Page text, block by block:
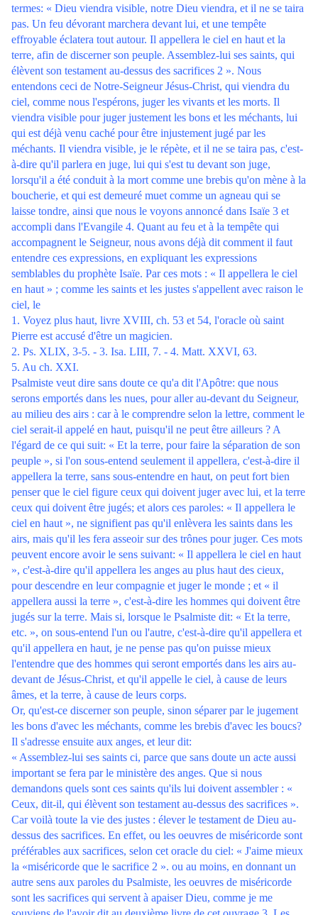
termes: « Dieu viendra visible, notre Dieu viendra, et il ne se taira
pas. Un feu dévorant marchera devant lui, et une tempête
effroyable éclatera tout autour. Il appellera le ciel en haut et la
terre, afin de discerner son peuple. Assemblez-lui ses saints, qui
élèvent son testament au-dessus des sacrifices 2 ». Nous
entendons ceci de Notre-Seigneur Jésus-Christ, qui viendra du
ciel, comme nous l'espérons, juger les vivants et les morts. Il
viendra visible pour juger justement les bons et les méchants, lui
qui est déjà venu caché pour être injustement jugé par les
méchants. Il viendra visible, je le répète, et il ne se taira pas, c'est-
à-dire qu'il parlera en juge, lui qui s'est tu devant son juge,
lorsqu'il a été conduit à la mort comme une brebis qu'on mène à la
boucherie, et qui est demeuré muet comme un agneau qui se
laisse tondre, ainsi que nous le voyons annoncé dans Isaïe 3 et
accompli dans l'Evangile 4. Quant au feu et à la tempête qui
accompagnent le Seigneur, nous avons déjà dit comment il faut
entendre ces expressions, en expliquant les expressions
semblables du prophète Isaïe. Par ces mots : « Il appellera le ciel
en haut » ; comme les saints et les justes s'appellent avec raison le
ciel, le
1. Voyez plus haut, livre XVIII, ch. 53 et 54, l'oracle où saint
Pierre est accusé d'être un magicien.
2. Ps. XLIX, 3-5. - 3. Isa. LIII, 7. - 4. Matt. XXVI, 63.
5. Au ch. XXI.
Psalmiste veut dire sans doute ce qu'a dit l'Apôtre: que nous
serons emportés dans les nues, pour aller au-devant du Seigneur,
au milieu des airs : car à le comprendre selon la lettre, comment le
ciel serait-il appelé en haut, puisqu'il ne peut être ailleurs ? A
l'égard de ce qui suit: « Et la terre, pour faire la séparation de son
peuple », si l'on sous-entend seulement il appellera, c'est-à-dire il
appellera la terre, sans sous-entendre en haut, on peut fort bien
penser que le ciel figure ceux qui doivent juger avec lui, et la terre
ceux qui doivent être jugés; et alors ces paroles: « Il appellera le
ciel en haut », ne signifient pas qu'il enlèvera les saints dans les
airs, mais qu'il les fera asseoir sur des trônes pour juger. Ces mots
peuvent encore avoir le sens suivant: « Il appellera le ciel en haut
», c'est-à-dire qu'il appellera les anges au plus haut des cieux,
pour descendre en leur compagnie et juger le monde ; et « il
appellera aussi la terre », c'est-à-dire les hommes qui doivent être
jugés sur la terre. Mais si, lorsque le Psalmiste dit: « Et la terre,
etc. », on sous-entend l'un ou l'autre, c'est-à-dire qu'il appellera et
qu'il appellera en haut, je ne pense pas qu'on puisse mieux
l'entendre que des hommes qui seront emportés dans les airs au-
devant de Jésus-Christ, et qu'il appelle le ciel, à cause de leurs
âmes, et la terre, à cause de leurs corps.
Or, qu'est-ce discerner son peuple, sinon séparer par le jugement
les bons d'avec les méchants, comme les brebis d'avec les boucs?
Il s'adresse ensuite aux anges, et leur dit:
« Assemblez-lui ses saints ci, parce que sans doute un acte aussi
important se fera par le ministère des anges. Que si nous
demandons quels sont ces saints qu'ils lui doivent assembler : «
Ceux, dit-il, qui élèvent son testament au-dessus des sacrifices ».
Car voilà toute la vie des justes : élever le testament de Dieu au-
dessus des sacrifices. En effet, ou les oeuvres de miséricorde sont
préférables aux sacrifices, selon cet oracle du ciel: « J'aime mieux
la «miséricorde que le sacrifice 2 ». ou au moins, en donnant un
autre sens aux paroles du Psalmiste, les oeuvres de miséricorde
sont les sacrifices qui servent à apaiser Dieu, comme je me